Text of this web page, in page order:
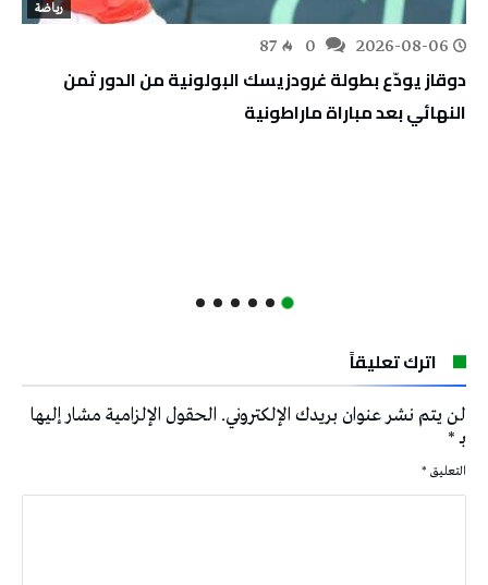
رياضة
2026-08-06
87
دوقاز يودّع بطولة غرودزيسك البولونية من الدور ثمن
النهائي بعد مباراة ماراطونية
اترك تعليقاً
لن يتم نشر عنوان بريدك الإلكتروني. الحقول الإلزامية مشار إليها
بـ*
التعليق *